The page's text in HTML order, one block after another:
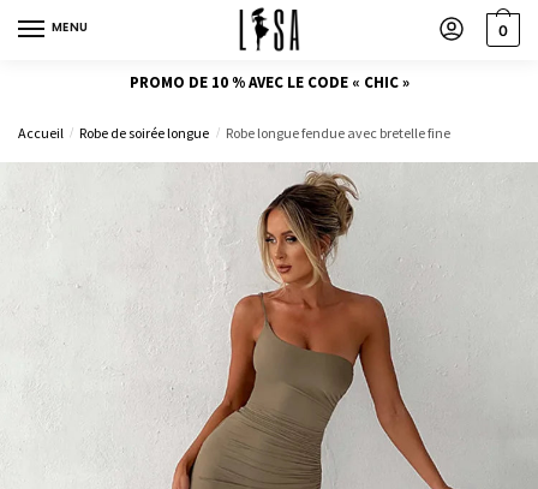
MENU 0
PROMO DE 10 % AVEC LE CODE « CHIC »
Accueil / Robe de soirée longue / Robe longue fendue avec bretelle fine